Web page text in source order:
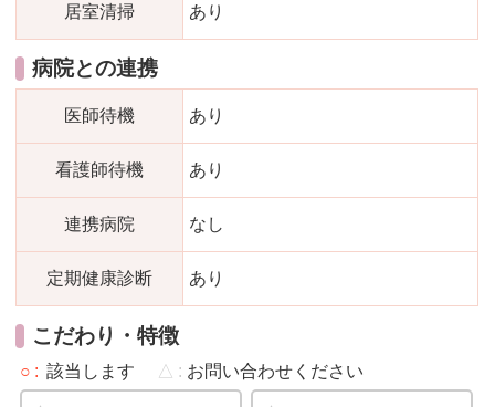
居室清掃 あり
病院との連携
医師待機 あり
看護師待機 あり
連携病院 なし
定期健康診断 あり
こだわり・特徴
○ 該当します △ お問い合わせください